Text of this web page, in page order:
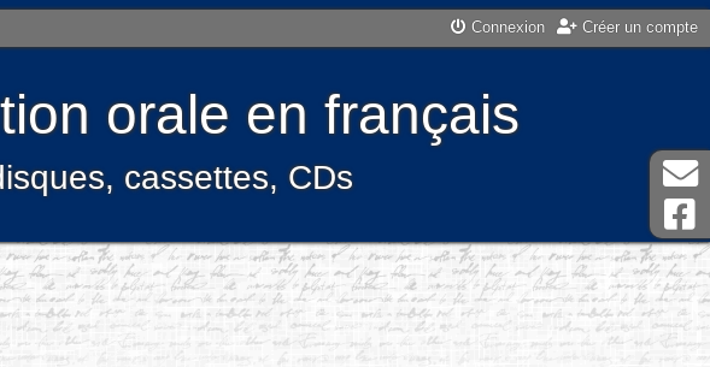
Connexion Créer un compte
orale en français
cassettes, CDs